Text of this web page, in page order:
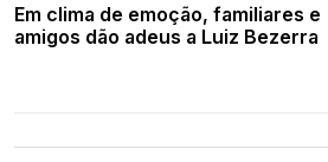
Em clima de emoção, familiares e
amigos dão adeus a Luiz Bezerra